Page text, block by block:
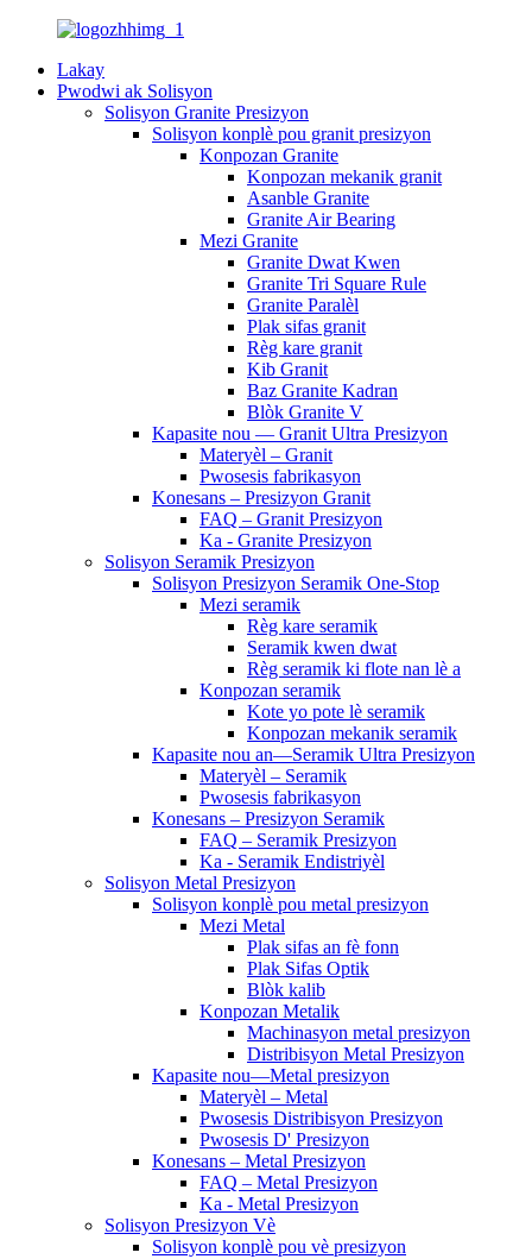
Lakay
Pwodwi ak Solisyon
Solisyon Granite Presizyon
Solisyon konplè pou granit presizyon
Konpozan Granite
Konpozan mekanik granit
Asanble Granite
Granite Air Bearing
Mezi Granite
Granite Dwat Kwen
Granite Tri Square Rule
Granite Paralèl
Plak sifas granit
Règ kare granit
Kib Granit
Baz Granite Kadran
Blòk Granite V
Kapasite nou — Granit Ultra Presizyon
Materyèl – Granit
Pwosesis fabrikasyon
Konesans – Presizyon Granit
FAQ – Granit Presizyon
Ka - Granite Presizyon
Solisyon Seramik Presizyon
Solisyon Presizyon Seramik One-Stop
Mezi seramik
Règ kare seramik
Seramik kwen dwat
Règ seramik ki flote nan lè a
Konpozan seramik
Kote yo pote lè seramik
Konpozan mekanik seramik
Kapasite nou an—Seramik Ultra Presizyon
Materyèl – Seramik
Pwosesis fabrikasyon
Konesans – Presizyon Seramik
FAQ – Seramik Presizyon
Ka - Seramik Endistriyèl
Solisyon Metal Presizyon
Solisyon konplè pou metal presizyon
Mezi Metal
Plak sifas an fè fonn
Plak Sifas Optik
Blòk kalib
Konpozan Metalik
Machinasyon metal presizyon
Distribisyon Metal Presizyon
Kapasite nou—Metal presizyon
Materyèl – Metal
Pwosesis Distribisyon Presizyon
Pwosesis D' Presizyon
Konesans – Metal Presizyon
FAQ – Metal Presizyon
Ka - Metal Presizyon
Solisyon Presizyon Vè
Solisyon konplè pou vè presizyon